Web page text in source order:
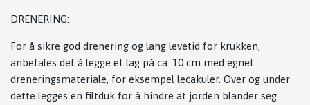
DRENERING:
For å sikre god drenering og lang levetid for krukken,
anbefales det å legge et lag på ca. 10 cm med egnet
dreneringsmateriale, for eksempel lecakuler. Over og under
dette legges en filtduk for å hindre at jorden blander seg